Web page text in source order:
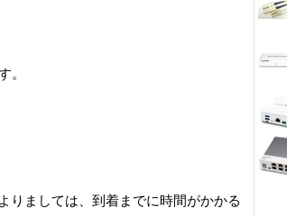
。
りましては、到着までに時間がかかる